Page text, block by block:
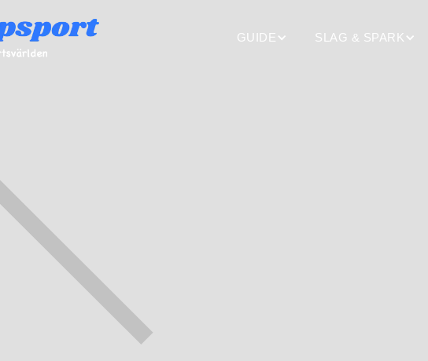
GUIDE SLAG & SPARK